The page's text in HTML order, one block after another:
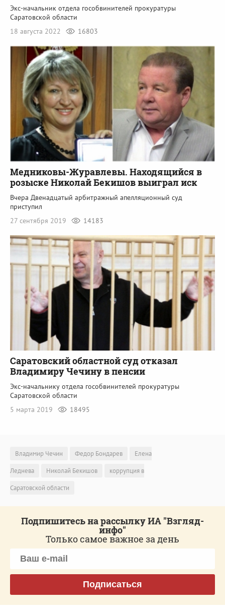
Экс-начальник отдела гособвинителей прокуратуры
Саратовской области
18 августа 2022
16803
Медниковы-Журавлевы. Находящийся в
розыске Николай Бекишов выиграл иск
Вчера Двенадцатый арбитражный апелляционный суд
приступил
27 сентября 2019
14183
Саратовский областной суд отказал
Владимиру Чечину в пенсии
Экс-начальнику отдела гособвинителей прокуратуры
Саратовской области
5 марта 2019
18495
Владимир Чечин Федор Бондарев
Елена
Леднева
Николай Бекишов
коррупция в
Саратовской области
Подпишитесь на рассылку ИА "Взгляд-
инфо"
Только самое важное за день
Подписаться